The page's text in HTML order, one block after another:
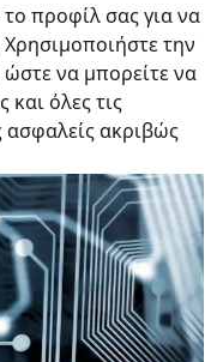
προφίλ σας για να
την
να μπορείτε να
όλες τις
ακριβώς